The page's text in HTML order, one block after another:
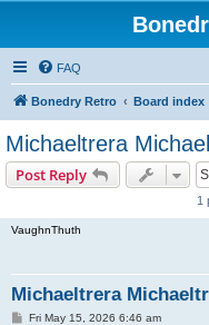
FAQ
Bonedry Retro Board index
Michaeltrera
Post Reply
1
VaughnThuth
Michaeltrera
PFri May 15, 2026 6:46 am